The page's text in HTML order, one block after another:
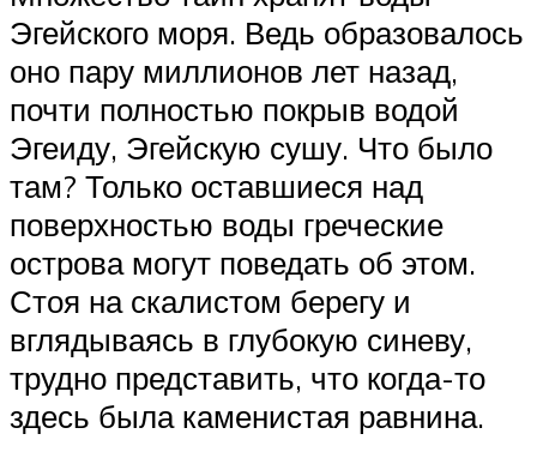
Эгейского моря. Ведь образовалось
оно пару миллионов лет назад,
почти полностью покрыв водой
Эгеиду, Эгейскую сушу. Что было
там? Только оставшиеся над
поверхностью воды греческие
острова могут поведать об этом.
Стоя на скалистом берегу и
вглядываясь в глубокую синеву,
трудно представить, что когда-то
здесь была каменистая равнина.